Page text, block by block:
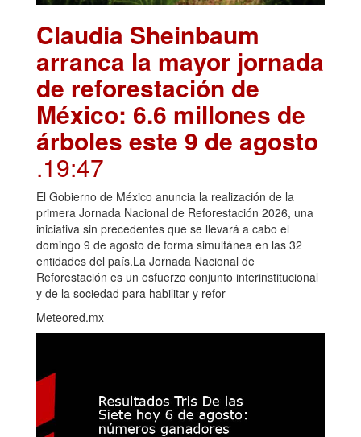
Claudia Sheinbaum
arranca la mayor jornada
de reforestación de
México: 6.6 millones de
árboles este 9 de agosto
.19:47
El Gobierno de México anuncia la realización de la
primera Jornada Nacional de Reforestación 2026, una
iniciativa sin precedentes que se llevará a cabo el
domingo 9 de agosto de forma simultánea en las 32
entidades del país.La Jornada Nacional de
Reforestación es un esfuerzo conjunto interinstitucional
y de la sociedad para habilitar y refor
Meteored.mx